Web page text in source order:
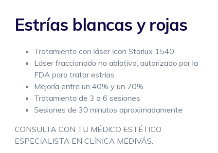
Estrías blancas y rojas
Tratamiento con láser Icon Starlux 1540
Láser fraccionado no ablativo, autorizado por la
FDA para tratar estrías
Mejoría entre un 40% y un 70%
Tratamiento de 3 a 6 sesiones
Sesiones de 30 minutos aproximadamente
CONSULTA CON TU MÉDICO ESTÉTICO
ESPECIALISTA EN CLÍNICA MEDIVÁS.